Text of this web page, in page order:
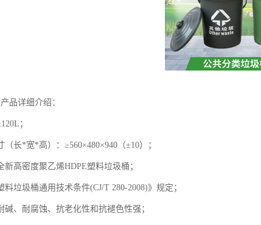
品详细介绍：
；
（长*宽*高）：≥560×480×940（±10）；
新高密度聚乙烯HDPE塑料垃圾桶；
料垃圾桶通用技术条件(CJ/T 280-2008)》规定；
碱、耐腐蚀、抗老化性和抗褪色性强；